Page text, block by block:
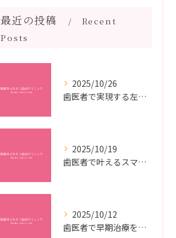
最近の投稿
Recent
Posts
2025/10/26
歯医者で実現する左右対称治療のポイントと矯正治療選びの疑問解決ガイド
2025/10/19
歯医者で叶えるスマイルメイクオーバーなら福岡県福岡市博多区博多駅前の最新矯正治療解説
2025/10/12
歯医者で早期治療を受けるメリットと虫歯悪化を防ぐ最短ステップ